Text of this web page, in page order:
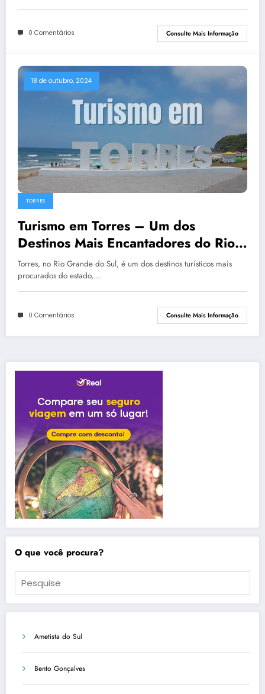
0 Comentários Consulte Mais Informação
18 de outubro, 2024
TORRES
Turismo em Torres – Um dos
Destinos Mais Encantadores do Rio
Grande do Sul
Torres, no Rio Grande do Sul, é um dos destinos turísticos mais
procurados do estado,…
0 Comentários Consulte Mais Informação
O que você procura?
Ametista do Sul
Bento Gonçalves